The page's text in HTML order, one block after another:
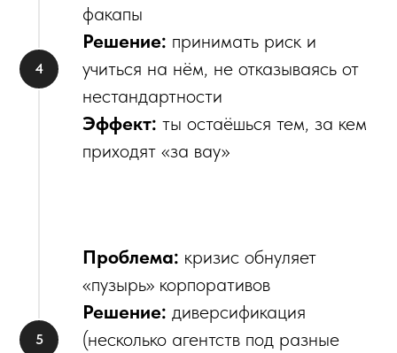
факапы
Решение: принимать риск и
учиться на нём, не отказываясь от
нестандартности
Эффект: ты остаёшься тем, за кем
приходят «за вау»
Проблема: кризис обнуляет
«пузырь» корпоративов
Решение: диверсификация
(несколько агентств под разные